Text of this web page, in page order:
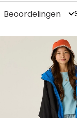
Beoordelingen expand_more